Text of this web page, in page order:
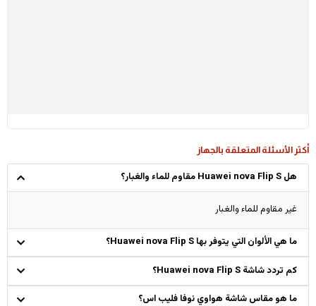
أكثر الأسئلة المتعلقة بالجهاز
هل Huawei nova Flip S مقاوم للماء والغبار؟
غير مقاوم للماء والغبار
ما هي الألوان التي يتوفر بها Huawei nova Flip S؟
كم تردد شاشة Huawei nova Flip S؟
ما هو مقاس شاشة هواوي نوفا فليب اس؟